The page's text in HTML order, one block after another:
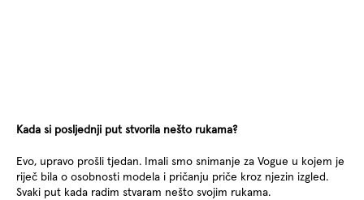
Kada si posljednji put stvorila nešto rukama?
Evo, upravo prošli tjedan. Imali smo snimanje za Vogue u kojem je
riječ bila o osobnosti modela i pričanju priče kroz njezin izgled.
Svaki put kada radim stvaram nešto svojim rukama.